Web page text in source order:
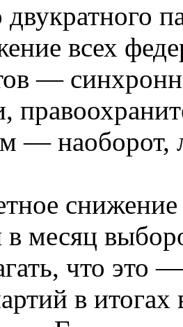
двукратного
всех
—
— наоборот,
месяц
что это
в